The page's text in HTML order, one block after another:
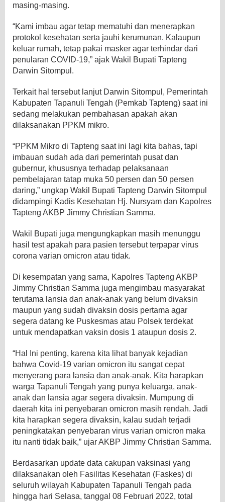
masing-masing.
“Kami imbau agar tetap mematuhi dan menerapkan
protokol kesehatan serta jauhi kerumunan. Kalaupun
keluar rumah, tetap pakai masker agar terhindar dari
penularan COVID-19,” ajak Wakil Bupati Tapteng
Darwin Sitompul.
Terkait hal tersebut lanjut Darwin Sitompul, Pemerintah
Kabupaten Tapanuli Tengah (Pemkab Tapteng) saat ini
sedang melakukan pembahasan apakah akan
dilaksanakan PPKM mikro.
“PPKM Mikro di Tapteng saat ini lagi kita bahas, tapi
imbauan sudah ada dari pemerintah pusat dan
gubernur, khususnya terhadap pelaksanaan
pembelajaran tatap muka 50 persen dan 50 persen
daring,” ungkap Wakil Bupati Tapteng Darwin Sitompul
didampingi Kadis Kesehatan Hj. Nursyam dan Kapolres
Tapteng AKBP Jimmy Christian Samma.
Wakil Bupati juga mengungkapkan masih menunggu
hasil test apakah para pasien tersebut terpapar virus
corona varian omicron atau tidak.
Di kesempatan yang sama, Kapolres Tapteng AKBP
Jimmy Christian Samma juga mengimbau masyarakat
terutama lansia dan anak-anak yang belum divaksin
maupun yang sudah divaksin dosis pertama agar
segera datang ke Puskesmas atau Polsek terdekat
untuk mendapatkan vaksin dosis 1 ataupun dosis 2.
“Hal Ini penting, karena kita lihat banyak kejadian
bahwa Covid-19 varian omicron itu sangat cepat
menyerang para lansia dan anak-anak. Kita harapkan
warga Tapanuli Tengah yang punya keluarga, anak-
anak dan lansia agar segera divaksin. Mumpung di
daerah kita ini penyebaran omicron masih rendah. Jadi
kita harapkan segera divaksin, kalau sudah terjadi
peningkatakan penyebaran virus varian omicron maka
itu nanti tidak baik,” ujar AKBP Jimmy Christian Samma.
Berdasarkan update data cakupan vaksinasi yang
dilaksanakan oleh Fasilitas Kesehatan (Faskes) di
seluruh wilayah Kabupaten Tapanuli Tengah pada
hingga hari Selasa, tanggal 08 Februari 2022, total